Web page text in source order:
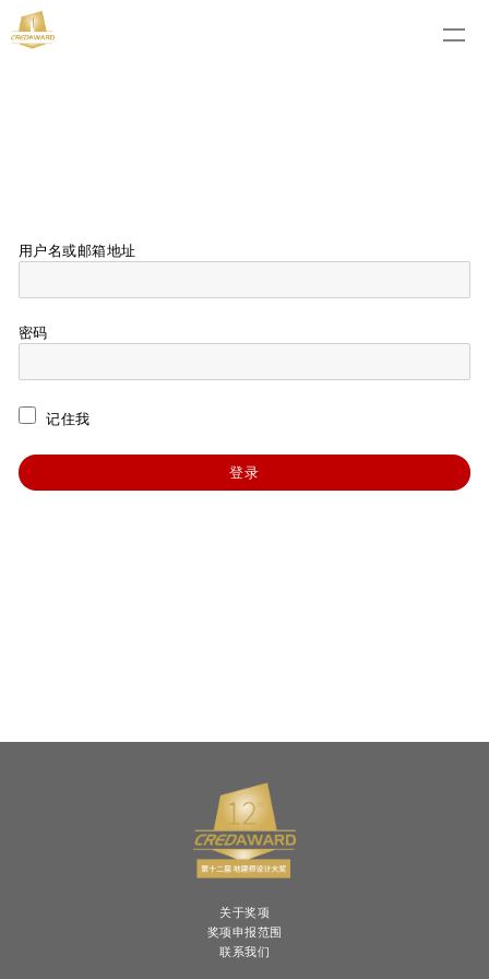
用户名或邮箱地址
密码
记住我
关于奖项
奖项申报范围
联系我们